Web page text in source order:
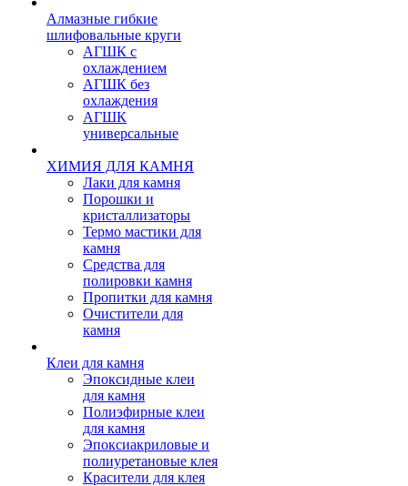
Алмазные гибкие
шлифовальные круги
АГШК с
охлаждением
АГШК без
охлаждения
АГШК
универсальные
ХИМИЯ ДЛЯ КАМНЯ
Лаки для камня
Порошки и
кристаллизаторы
Термо мастики для
камня
Средства для
полировки камня
Пропитки для камня
Очистители для
камня
Клеи для камня
Эпоксидные клеи
для камня
Полиэфирные клеи
для камня
Эпоксиакриловые и
полиуретановые клея
Красители для клея